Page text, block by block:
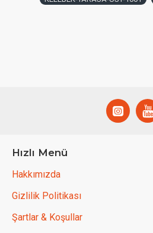
Hızlı Menü
Hakkımızda
Gizlilik Politikası
Şartlar & Koşullar